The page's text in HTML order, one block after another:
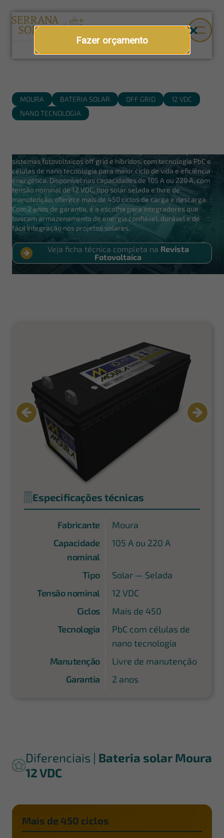
Fazer orçamento
MOURA BATERIA SOLAR OFF GRID
12 VDC
NANO TECNOLOGIA
sistemas fotovoltaicos off grid e híbridos, com tecnologia PbC e
células de nano tecnologia para maior ciclo de vida e eficiência
energética. Disponível nas capacidades de 105 A ou 220 A, com
tensão nominal de 12 VDC, tipo solar selada e livre de
manutenção, oferece mais de 450 ciclos de carga e descarga.
Com 2 anos de garantia, é a escolha para integradores que
buscam armazenamento de energia confiável, durável e de
fácil integração nos projetos solares.
Veja ficha técnica completa na Revista
Fotovoltaica
Especificações técnicas
Fabricante
Moura
Capacidade
nominal
105 A ou 220 A
Tipo
Solar — Selada
Tensão nominal
12 VDC
Ciclos
Mais de 450
Tecnologia
PbC com células de
nano tecnologia
Manutenção
Livre de manutenção
Garantia
2 anos
Diferenciais | Bateria solar Moura
12 VDC
Mais de 450 ciclos